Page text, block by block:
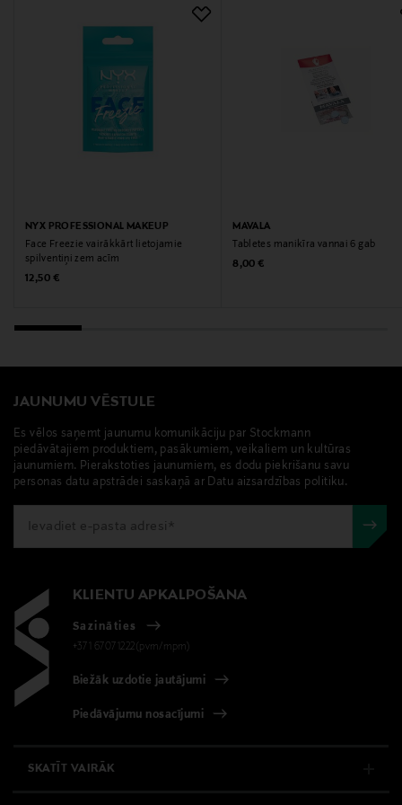
NYX PROFESSIONAL MAKEUP
Face Freezie vairākkārt lietojamie
spilventiņi zem acīm
Original Price
12,50 €
MAVALA
Tabletes manikīra vannai 6 gab
Original Price
8,00 €
JAUNUMU VĒSTULE
Es vēlos saņemt jaunumu komunikāciju par Stockmann
piedāvātajiem produktiem, pasākumiem, veikaliem un kultūras
jaunumiem. Pierakstoties jaunumiem, es dodu piekrišanu savu
personas datu apstrādei saskaņā ar Datu aizsardzības politiku.
KLIENTU APKALPOŠANA
Sazināties
+371 67071222(pvm/mpm)
Biežāk uzdotie jautājumi
Piedāvājumu nosacījumi
SKATĪT VAIRĀK